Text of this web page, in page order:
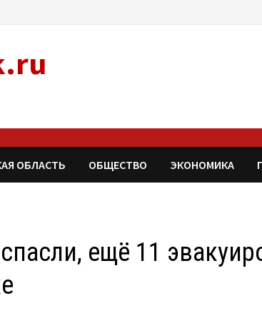
ОБЛАСТЬ ОБЩЕСТВО ЭКОНОМИКА
ещё 11